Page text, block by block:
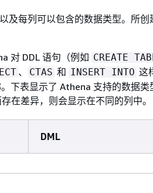
及每列可以包含的数据类型。所创
对 DDL 语句（例如 CREATE
、 CTAS 和 INSERT INTO 这
下表显示了 Athena 支持的数据类
在差异，则会显示在不同的列中。
DML